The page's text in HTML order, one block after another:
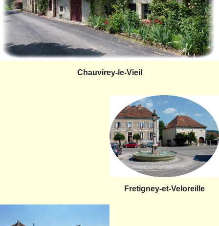
Chauvirey-le-Vieil
Fretigney-et-Veloreille